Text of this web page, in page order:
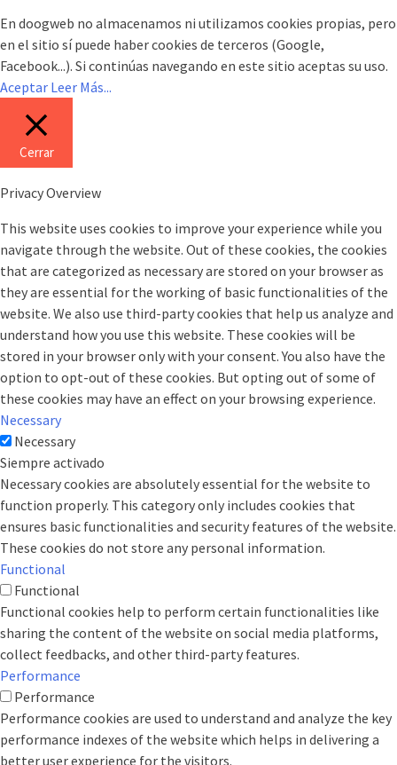
En doogweb no almacenamos ni utilizamos cookies propias, pero
en el sitio sí puede haber cookies de terceros (Google,
Facebook...). Si continúas navegando en este sitio aceptas su uso.
Aceptar Leer Más...
Cerrar
Privacy Overview
This website uses cookies to improve your experience while you
navigate through the website. Out of these cookies, the cookies
that are categorized as necessary are stored on your browser as
they are essential for the working of basic functionalities of the
website. We also use third-party cookies that help us analyze and
understand how you use this website. These cookies will be
stored in your browser only with your consent. You also have the
option to opt-out of these cookies. But opting out of some of
these cookies may have an effect on your browsing experience.
Necessary
Necessary
Siempre activado
Necessary cookies are absolutely essential for the website to
function properly. This category only includes cookies that
ensures basic functionalities and security features of the website.
These cookies do not store any personal information.
Functional
Functional
Functional cookies help to perform certain functionalities like
sharing the content of the website on social media platforms,
collect feedbacks, and other third-party features.
Performance
Performance
Performance cookies are used to understand and analyze the key
performance indexes of the website which helps in delivering a
better user experience for the visitors.